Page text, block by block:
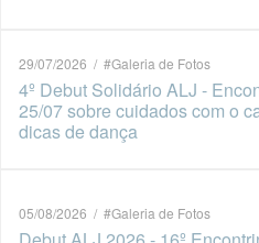
29/07/2026 / #Galeria de Fotos
4º Debut Solidário ALJ -
25/07 sobre cuidados com o
dicas de dança
05/08/2026 / #Galeria de Fotos